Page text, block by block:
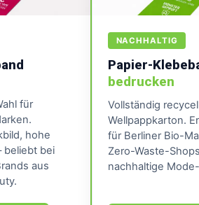
für
hohe
beliebt bei
aus
NACHHALTIG
Papier-
bedrucken
Vollständig
Wellpappkarton.
für Berliner Bio-
Zero-Waste-
nachhaltige